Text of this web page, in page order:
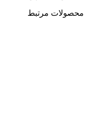
محصولات مرتبط